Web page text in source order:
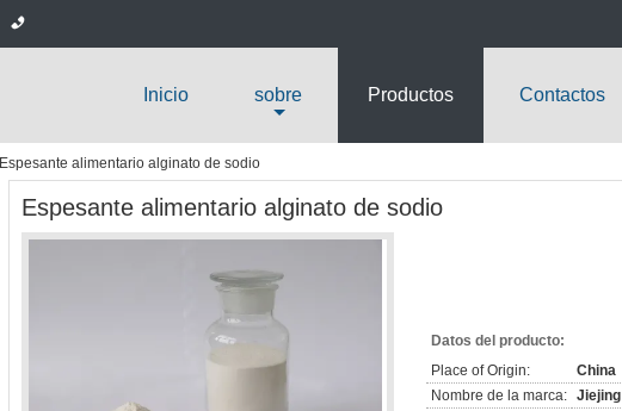
Inicio sobre Productos Contactos
Espesante alimentario alginato de sodio
Espesante alimentario alginato de sodio
Datos del producto:
Place of Origin:
China
Nombre de la marca: Jiejing